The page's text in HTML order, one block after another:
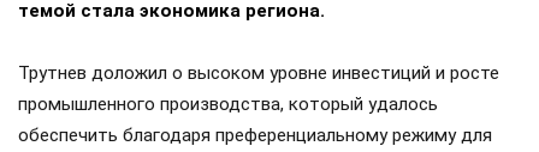
временщиков. Опять же на непродолжительное время.
*- заблокированные в РФ ресурсы.
Поделиться